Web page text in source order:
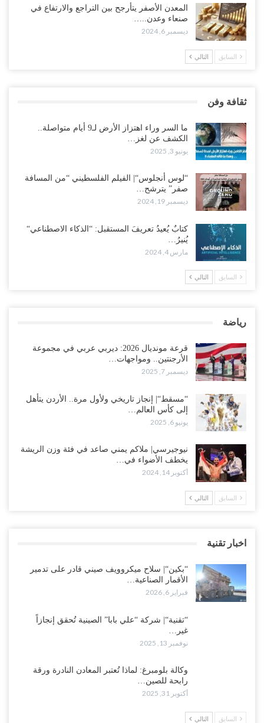
المعدن الأصفر يتأرجح بين التراجع والارتفاع في
صنعاء وعدن..…
ديسمبر 6, 2024
السابق التالي
ثقافة وفن
ما السر وراء اهتزاز الأرض لـ9 أيام متواصلة..
الكشف عن لغز…
يونيو 3, 2025
“لوس أنجلوس“| الفيلم الفلسطيني “من المسافة
صفر” يترشح…
ديسمبر 19, 2024
كتابٌ يُعيدُ تعريفَ المستقبل: “الذكاء الاصطناعي“
يُنيرُ…
مارس 4, 2024
السابق التالي
رياضة
قرعة مونديال 2026: ديربي عربي في مجموعة
الأرجنتين.. ومواجهات…
ديسمبر 7, 2025
“مسقط“| إنجاز تاريخي ولأول مرة.. الأردن يتأهل
إلى كأس العالم…
يونيو 6, 2025
نيوجيرسي| ملاكم يمني صاعد في فئة وزن الريشة
يخطف الأضواء في…
أكتوبر 14, 2024
السابق التالي
اخبار تقنية
“بكين“| سلاح ميكروويف صيني قادر على تدمير
الأقمار الصناعية…
فبراير 6, 2026
“تقنية“| شركة “علي بابا” الصينية تُحقق إنجازاً
غير…
نوفمبر 13, 2025
وكالة بلومبرغ: لماذا تُعتبر المعادن النادرة ورقة
رابحة للصين…
أكتوبر 31, 2025
السابق التالي